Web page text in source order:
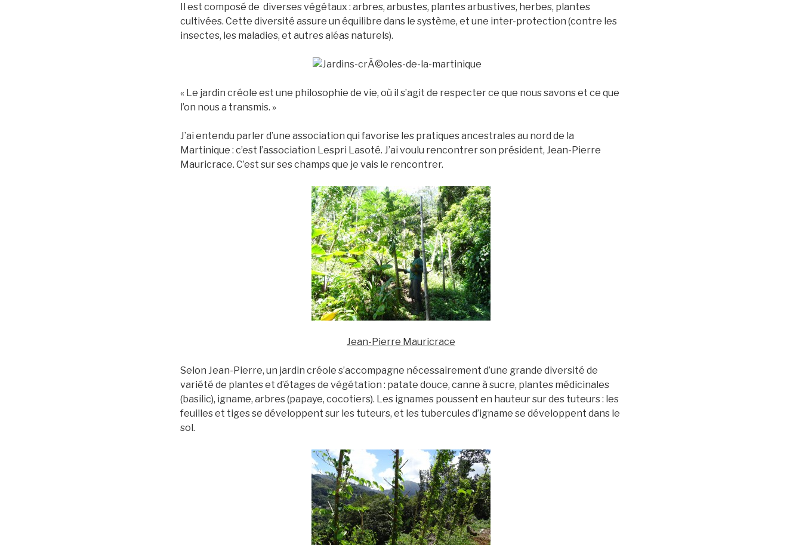
Il est composé de diverses végétaux : arbres, arbustes, plantes arbustives, herbes, plantes
cultivées. Cette diversité assure un équilibre dans le système, et une inter-protection (contre les
insectes, les maladies, et autres aléas naturels).
« Le jardin créole est une philosophie de vie, où il s’agit de respecter ce que nous savons et ce que
l’on nous a transmis. »
J’ai entendu parler d’une association qui favorise les pratiques ancestrales au nord de la
Martinique : c’est l’association Lespri Lasoté. J’ai voulu rencontrer son président, Jean-Pierre
Mauricrace. C’est sur ses champs que je vais le rencontrer.
Jean-Pierre Mauricrace
Selon Jean-Pierre, un jardin créole s’accompagne nécessairement d’une grande diversité de
variété de plantes et d’étages de végétation : patate douce, canne à sucre, plantes médicinales
(basilic), igname, arbres (papaye, cocotiers). Les ignames poussent en hauteur sur des tuteurs : les
feuilles et tiges se développent sur les tuteurs, et les tubercules d’igname se développent dans le
sol.